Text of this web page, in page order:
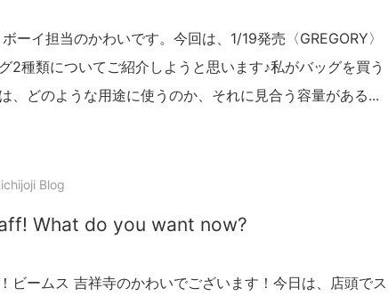
ーイ担当のかわいです。今回は、1/19発売〈GREGORY〉
2種類についてご紹介しようと思います♪私がバッグを買う
、どのような用途に使うのか、それに見合う容量がある...
Blog
What do you want now?
ビームス 吉祥寺のかわいでございます！今日は、店頭でス